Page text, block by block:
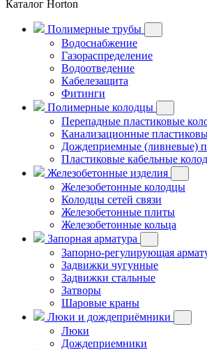
Каталог Horton
Полимерные трубы
Водоснабжение
Газораспределение
Водоотведение
Кабелезащита
Фитинги
Полимерные колодцы
Перепадные пластиковые
Канализационные
Дождеприемные (ливневые)
Пластиковые кабельные
Железобетонные изделия
Железобетонные колодцы
Колодцы сетей связи
Железобетонные плиты
Железобетонные кольца
Запорная арматура
Запорно-регулирующая
Задвижки чугунные
Задвижки стальные
Затворы
Шаровые краны
Люки и дождеприёмники
Люки
Дождеприемники